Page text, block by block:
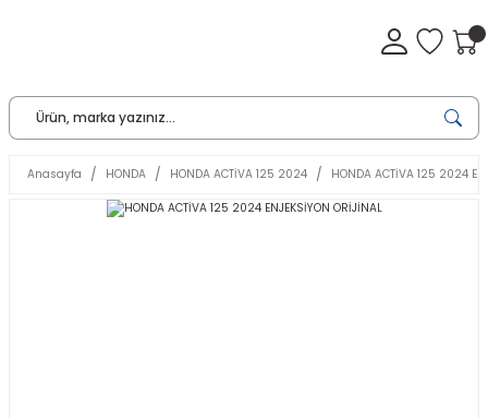
Anasayfa HONDA HONDA ACTİVA 125 2024 HONDA ACTİVA 125 2024